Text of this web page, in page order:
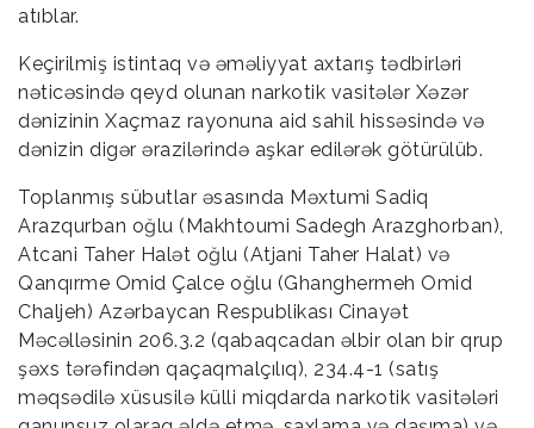
atıblar.
Keçirilmiş istintaq və əməliyyat axtarış tədbirləri
nəticəsində qeyd olunan narkotik vasitələr Xəzər
dənizinin Xaçmaz rayonuna aid sahil hissəsində və
dənizin digər ərazilərində aşkar edilərək götürülüb.
Toplanmış sübutlar əsasında Məxtumi Sadiq
Arazqurban oğlu (Makhtoumi Sadegh Arazghorban),
Atcani Taher Halət oğlu (Atjani Taher Halat) və
Qanqırme Omid Çalce oğlu (Ghanghermeh Omid
Chaljeh) Azərbaycan Respublikası Cinayət
Məcəlləsinin 206.3.2 (qabaqcadan əlbir olan bir qrup
şəxs tərəfindən qaçaqmalçılıq), 234.4-1 (satış
məqsədilə xüsusilə külli miqdarda narkotik vasitələri